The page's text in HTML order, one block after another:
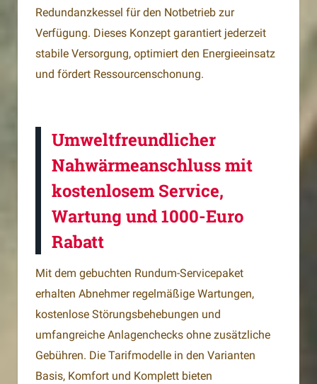
Redundanzkessel für den Notbetrieb zur
Verfügung. Dieses Konzept garantiert jederzeit
stabile Versorgung, optimiert den Energieeinsatz
und fördert Ressourcenschonung.
Umweltfreundlicher
Nahwärmeanschluss mit
kostenlosem Service,
Wartung und 1000-Euro
Rabatt
Mit dem gebuchten Rundum-Servicepaket
erhalten Abnehmer regelmäßige Wartungen,
kostenlose Störungsbehebungen und
umfangreiche Anlagenchecks ohne zusätzliche
Gebühren. Die Tarifmodelle in den Varianten
Basis, Komfort und Komplett bieten